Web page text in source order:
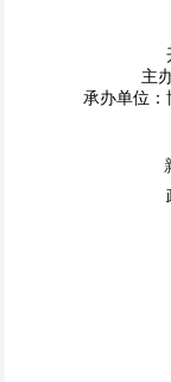
主
承办单位：